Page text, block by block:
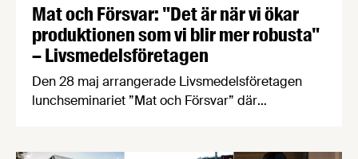
Mat och Försvar: "Det är när vi ökar
produktionen som vi blir mer robusta"
– Livsmedelsföretagen
Den 28 maj arrangerade Livsmedelsföretagen
lunchseminariet ”Mat och Försvar” där